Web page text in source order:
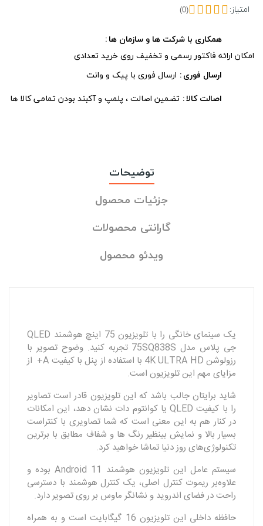
امتیاز: (0)
همکاری با شرکت ها و سازمان ها
امکان ارائه فاکتور رسمی و تخفیف روی خرید تعدادی
ارسال فوری ارسال فوری با پیک و وانت
اصالت کالا تضمین اصالت ، پلمپ و آکبند بودن تمامی کالا ها
توضیحات
جزئیات محصول
گارانتی محصولات
ویدئو محصول
یک سینمای خانگی را با تلویزیون 75 اینچ هوشمند QLED
جی پلاس مدل 75SQ838S تجربه کنید. وضوح تصویر با
رزولوشن 4K ULTRA HD با استفاده از پنل با کیفیت A+ از
مزایای مهم این تلویزیون است.
شاید برایتان جالب باشد که این تلویزیون قادر است تصاویر
را با کیفیت QLED یا کوانتوم‌ دات نشان دهد، این امکانات
در کنار هم به این معنی است که شما تصاویری با کنتراست
بسیار بالا و نمایش بینظیر رنگ ها و شفاف مطابق با برترین
تکنولوژی‌های روز دنیا تماشا خواهید کرد.
سیستم عامل این تلویزیون هوشمند Android 11 بوده و
علاوه‌بر ریموت کنترل اصلی، یک کنترل هوشمند با دسترسی
راحت در فضای اندروید و نشانگر ماوس بر روی تصویر دارد.
حافظه داخلی این تلویزیون 16 گیگابایت است و به همراه